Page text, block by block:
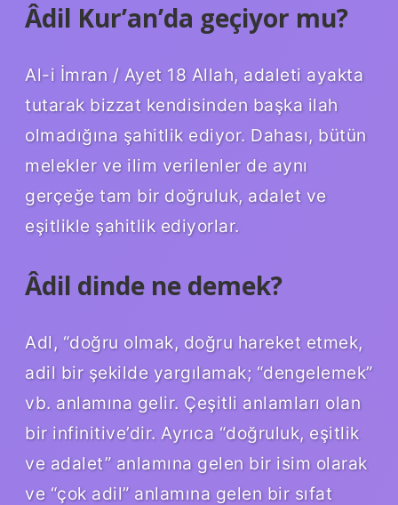
Âdil Kur’an’da geçiyor mu?
Al-i İmran / Ayet 18 Allah, adaleti ayakta
tutarak bizzat kendisinden başka ilah
olmadığına şahitlik ediyor. Dahası, bütün
melekler ve ilim verilenler de aynı
gerçeğe tam bir doğruluk, adalet ve
eşitlikle şahitlik ediyorlar.
Âdil dinde ne demek?
Adl, “doğru olmak, doğru hareket etmek,
adil bir şekilde yargılamak; “dengelemek”
vb. anlamına gelir. Çeşitli anlamları olan
bir infinitive’dir. Ayrıca “doğruluk, eşitlik
ve adalet” anlamına gelen bir isim olarak
ve “çok adil” anlamına gelen bir sıfat